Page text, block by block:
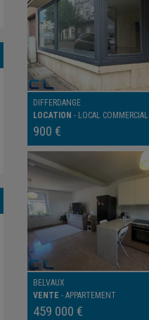
DIFFERDANGE
LOCATION - LOCAL COMMERCIAL
900 €
BELVAUX
VENTE - APPARTEMENT
459 000 €